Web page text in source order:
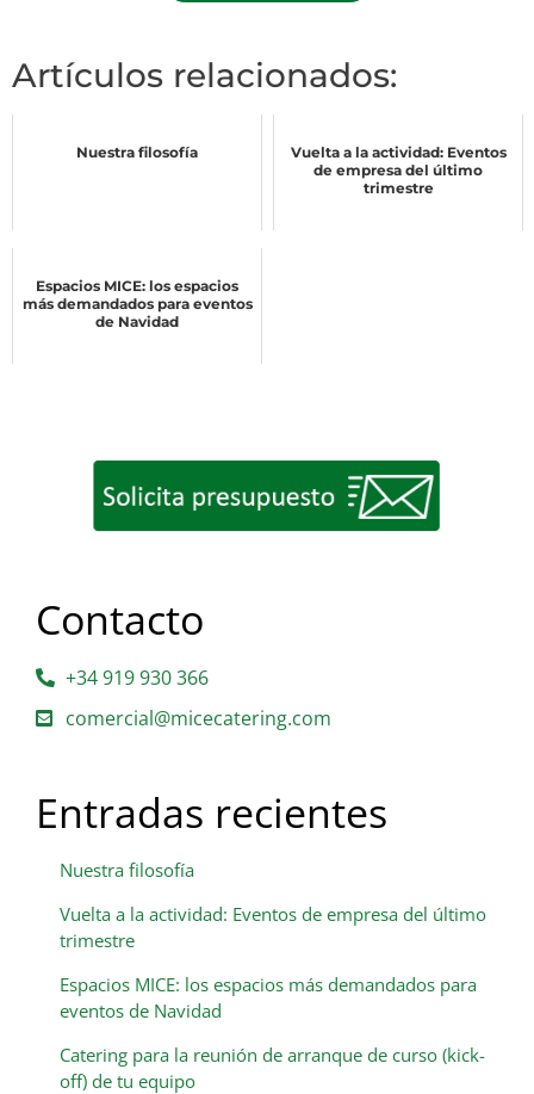
Artículos relacionados:
Nuestra filosofía
Vuelta a la actividad: Eventos
de empresa del último
trimestre
Espacios MICE: los espacios
más demandados para eventos
de Navidad
Contacto
+34 919 930 366
comercial@micecatering.com
Entradas recientes
Nuestra filosofía
Vuelta a la actividad: Eventos de empresa del último
trimestre
Espacios MICE: los espacios más demandados para
eventos de Navidad
Catering para la reunión de arranque de curso (kick-
off) de tu equipo